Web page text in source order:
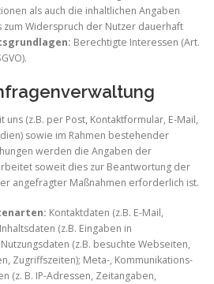
als auch die inhaltlichen Angaben
zum Widerspruch der Nutzer dauerhaft
Berechtigte Interessen (Art.
(z.B. per Post, Kontaktformular, E-Mail,
sowie im Rahmen bestehender
werden die Angaben der
soweit dies zur Beantwortung der
angefragter Maßnahmen erforderlich ist.
Kontaktdaten (z.B. E-Mail,
(z.B. Eingaben in
(z.B. besuchte Webseiten,
Zugriffszeiten); Meta-, Kommunikations-
(z. B. IP-Adressen, Zeitangaben,